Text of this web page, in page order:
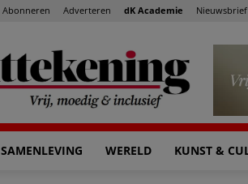
Abonneren Adverteren dK Academie Nieuwsbrief
SAMENLEVING WERELD KUNST &